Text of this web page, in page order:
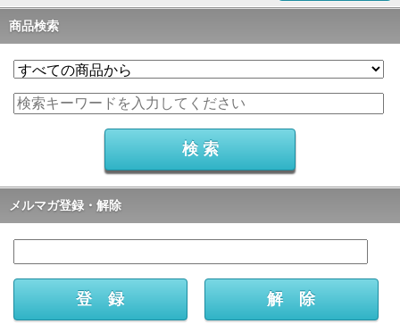
商品検索
メルマガ登録・解除